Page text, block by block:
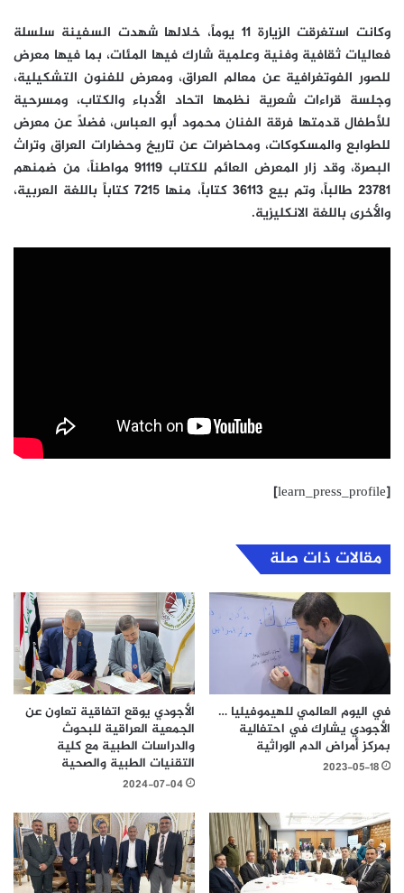
وكانت استغرقت الزيارة 11 يوماً، خلالها شهدت السفينة سلسلة
فعاليات ثقافية وفنية وعلمية شارك فيها المئات، بما فيها معرض
للصور الفوتغرافية عن معالم العراق، ومعرض للفنون التشكيلية،
وجلسة قراءات شعرية نظمها اتحاد الأدباء والكتاب، ومسرحية
للأطفال قدمتها فرقة الفنان محمود أبو العباس، فضلاً عن معرض
للطوابع والمسكوكات، ومحاضرات عن تاريخ وحضارات العراق وتراث
البصرة، وقد زار المعرض العائم للكتاب 91119 مواطناً، من ضمنهم
23781 طالباً، وتم بيع 36113 كتاباً، منها 7215 كتاباً باللغة العربية،
والأخرى باللغة الانكليزية.
[learn_press_profile]
مقالات ذات صلة
في اليوم العالمي للهيموفيليا …
الأجودي يشارك في احتفالية
بمركز أمراض الدم الوراثية
2023-05-18
الأجودي يوقع اتفاقية تعاون عن
الجمعية العراقية للبحوث
والدراسات الطبية مع كلية
التقنيات الطبية والصحية
2024-07-04